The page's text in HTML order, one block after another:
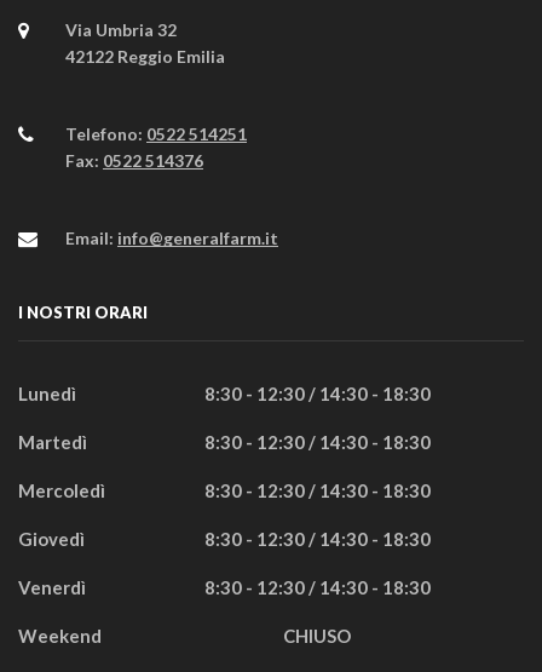
Via Umbria 32
42122 Reggio Emilia
Telefono: 0522 514251
Fax: 0522 514376
Email: info@generalfarm.it
I NOSTRI ORARI
Lunedì 8:30 - 12:30 / 14:30 - 18:30
Martedì 8:30 - 12:30 / 14:30 - 18:30
Mercoledì 8:30 - 12:30 / 14:30 - 18:30
Giovedì 8:30 - 12:30 / 14:30 - 18:30
Venerdì 8:30 - 12:30 / 14:30 - 18:30
Weekend CHIUSO